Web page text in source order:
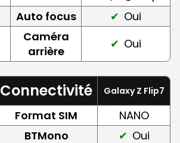
Auto focus
Oui
Caméra
arrière
Oui
Connectivité Galaxy Z Flip7
Format SIM
NANO
BTMono
Oui